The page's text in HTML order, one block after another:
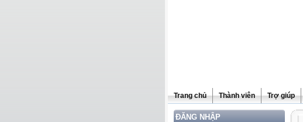
Trang chủ Thành viên Trợ giúp
ĐĂNG NHẬP